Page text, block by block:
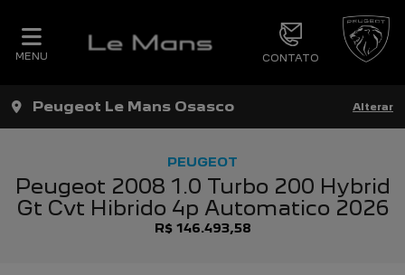
MENU CONTATO
Peugeot Le Mans Osasco Alterar
PEUGEOT
Peugeot 2008 1.0 Turbo 200 Hybrid
Gt Cvt Hibrido 4p Automatico 2026
R$ 146.493,58